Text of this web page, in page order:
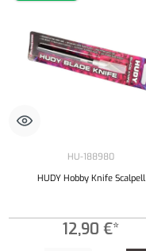
HU-188980
HUDY Hobby Knife Scalpell
12,90 €*